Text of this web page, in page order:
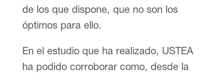
de los que dispone, que no son los
óptimos para ello.
En el estudio que ha realizado, USTEA
ha podido corroborar como, desde la